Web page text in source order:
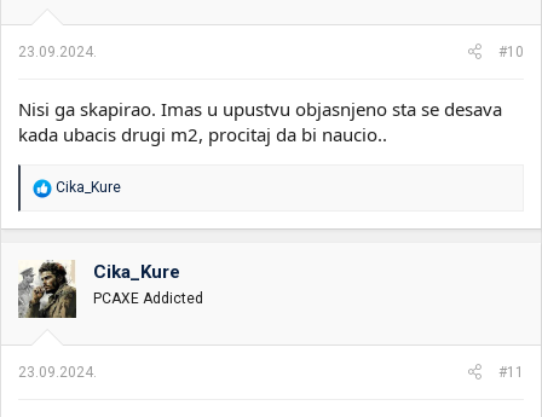
23.09.2024. #10
Nisi ga skapirao. Imas u upustvu objasnjeno sta se desava
kada ubacis drugi m2, procitaj da bi naucio..
R
a
o
v
a
n
:
Cika_Kure
Cika_Kure
PCAXE Addicted
23.09.2024. #11